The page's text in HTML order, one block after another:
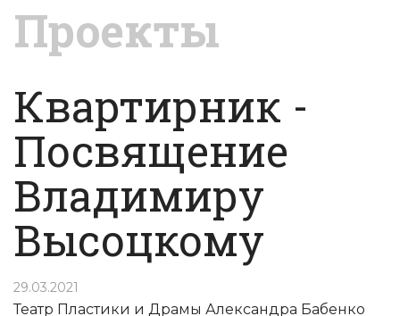
Проекты
Квартирник -
Посвящение
Владимиру
Высоцкому
29.03.2021
Театр Пластики и Драмы Александра Бабенко